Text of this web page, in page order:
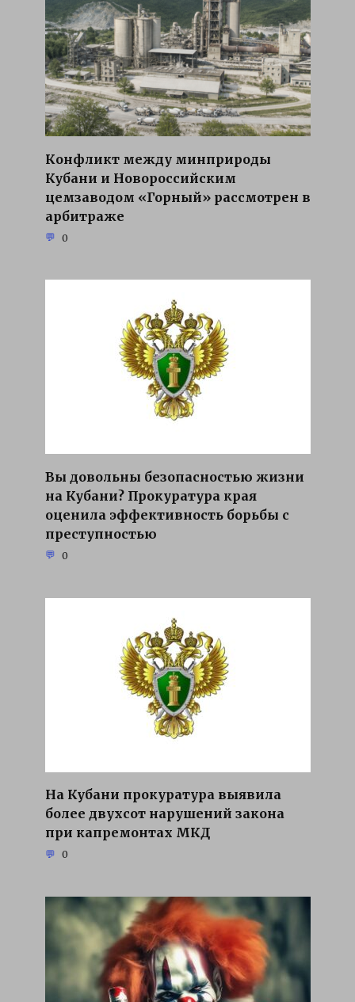
Конфликт между минприроды
Кубани и Новороссийским
цемзаводом «Горный» рассмотрен в
арбитраже
0
Вы довольны безопасностью жизни
на Кубани? Прокуратура края
оценила эффективность борьбы с
преступностью
0
На Кубани прокуратура выявила
более двухсот нарушений закона
при капремонтах МКД
0